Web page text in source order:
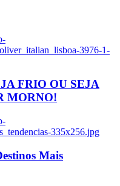
3976-1-
FRIO OU SEJA
MORNO!
335x256.jpg
Mais